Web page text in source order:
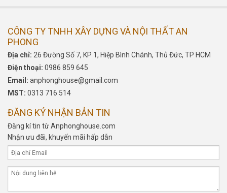
CÔNG TY TNHH XÂY DỰNG VÀ NỘI THẤT AN
PHONG
Địa chỉ: 26 Đường Số 7, KP 1, Hiệp Bình Chánh, Thủ Đức, TP HCM
Điện thoại: 0986 859 645
Email: anphonghouse@gmail.com
MST: 0313 716 514
ĐĂNG KÝ NHẬN BẢN TIN
Đăng kí tin từ Anphonghouse.com
Nhận ưu đãi, khuyến mãi hấp dẫn